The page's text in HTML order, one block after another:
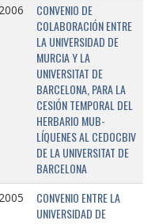
CONVENIO DE
COLABORACIÓN ENTRE
LA UNIVERSIDAD DE
MURCIA Y LA
UNIVERSITAT DE
BARCELONA, PARA LA
CESIÓN TEMPORAL DEL
HERBARIO MUB-
LÍQUENES AL CEDOCBIV
DE LA UNIVERSITAT DE
BARCELONA
CONVENIO ENTRE LA
UNIVERSIDAD DE